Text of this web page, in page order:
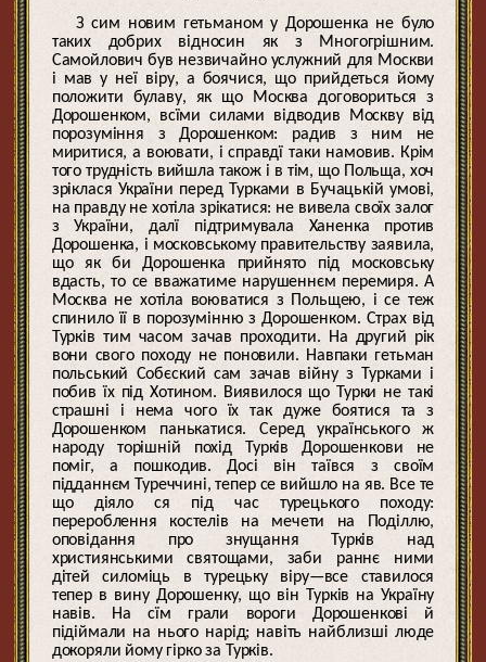
З сим новим гетьманом у Дорошенка не було
таких добрих відносин як з Многогрішним.
Самойлович був незвичайно услужний для Москви
і мав у неї віру, а боячися, що прийдеться йому
положити булаву, як що Москва договориться з
Дорошенком, всїми силами відводив Москву від
порозуміння з Дорошенком: радив з ним не
миритися, а воювати, і справдї таки намовив. Крім
того трудність вийшла також і в тім, що Польща, хоч
зріклася України перед Турками в Бучацькій умові,
на правду не хотіла зрікатися: не вивела своїх залог
з України, далї підтримувала Ханенка против
Дорошенка, і московському правительству заявила,
що як би Дорошенка прийнято під московську
вдасть, то се вважатиме нарушеннєм перемиря. А
Москва не хотіла воюватися з Польщею, і се теж
спинило її в порозумінню з Дорошенком. Страх від
Турків тим часом зачав проходити. На другий рік
вони свого походу не поновили. Навпаки гетьман
польський Собєский сам зачав війну з Турками і
побив їх під Хотином. Виявилося що Турки не такі
страшні і нема чого їх так дуже боятися та з
Дорошенком панькатися. Серед українського ж
народу торішній похід Турків Дорошенкови не
поміг, а пошкодив. Досі він таївся з своїм
підданнєм Туреччині, тепер се вийшло на яв. Все те
що діяло ся під час турецького походу:
перероблення костелів на мечети на Поділлю,
оповідання про знущання Турків над
християнськими святощами, заби раннє ними
дітей силоміць в турецьку віру—все ставилося
тепер в вину Дорошенку, що він Турків на Україну
навів. На сїм грали вороги Дорошенкові й
підіймали на нього нарід; навіть найблизші люде
докоряли йому гірко за Турків.